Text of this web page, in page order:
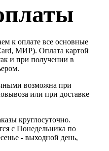
к оплате все основные
МИР). Оплата картой
и при получении в
возможна при
или при доставке
круглосуточно.
с Понедельника по
- выходной день,